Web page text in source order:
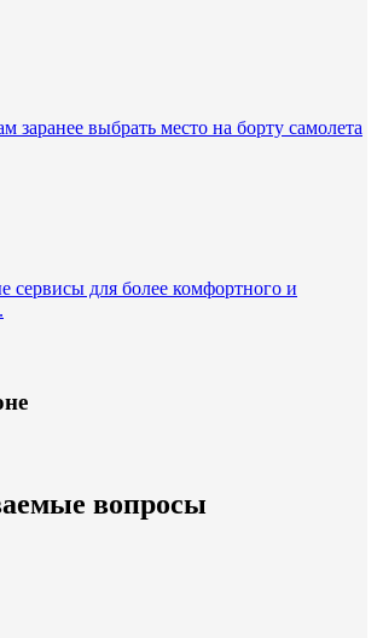
заранее выбрать место на борту самолета
сервисы для более комфортного и
вопросы